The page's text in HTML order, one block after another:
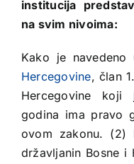
institucija
na svim nivoima:
Kako je navedeno
Hercegovine, član
Hercegovine koji
godina ima pravo
ovom zakonu. (2)
državljanin Bosne i